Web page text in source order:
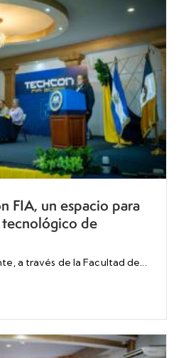
FIA, un espacio para
de
a través de la Facultad de...